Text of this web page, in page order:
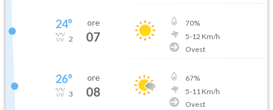
24°
2
ore
07
70%
5-12 Km/h
Ovest
26°
3
ore
08
67%
5-11 Km/h
Ovest